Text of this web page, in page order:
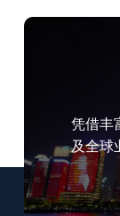
整
合
营
销
项
凭借丰
及全球